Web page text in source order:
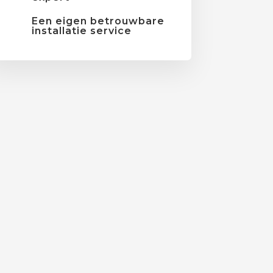
Een eigen betrouwbare
installatie service